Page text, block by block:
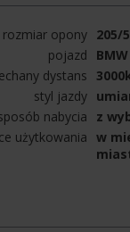
rozmiar opony 205/
pojazd
dystans
styl jazdy
nabycia
z
użytkowania w